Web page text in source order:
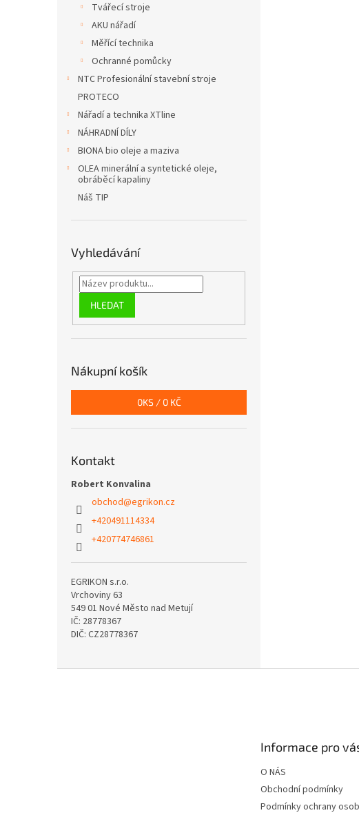
Tvářecí stroje
AKU nářadí
Měřící technika
Ochranné pomůcky
NTC Profesionální stavební stroje
PROTECO
Nářadí a technika XTline
NÁHRADNÍ DÍLY
BIONA bio oleje a maziva
OLEA minerální a syntetické oleje,
obráběcí kapaliny
Náš TIP
Vyhledávání
HLEDAT
Nákupní košík
0KS / 0 KČ
Kontakt
Robert Konvalina
obchod@egrikon.cz
+420491114334
+420774746861
EGRIKON s.r.o.
Vrchoviny 63
549 01 Nové Město nad Metují
IČ: 28778367
DIČ: CZ28778367
Informace pro
O NÁS
Obchodní podmínky
Podmínky ochrany